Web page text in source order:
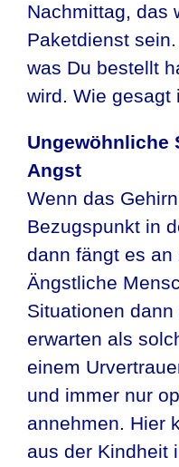
Nachmittag, das
Paketdienst
was Du bestellt
wird. Wie gesagt
Ungewöhnliche
Angst
Wenn das
Bezugspunkt in
dann fängt es an
Ängstliche
Situationen
erwarten als
einem
und immer nur
annehmen. Hier
aus der Kindheit